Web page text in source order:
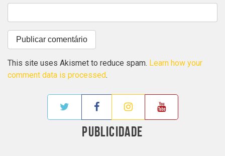
This site uses Akismet to reduce spam. Learn how your
comment data is processed.
PUBLICIDADE